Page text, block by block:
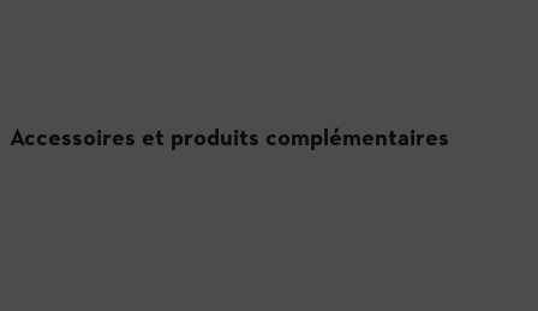
Accessoires et produits complémentaires